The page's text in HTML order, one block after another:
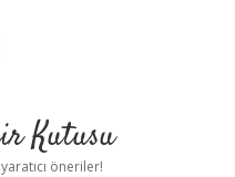
Kutusu
öneriler!